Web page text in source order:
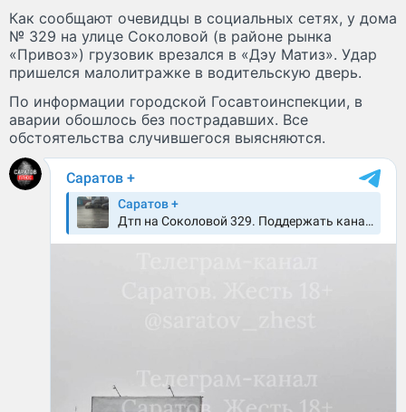
Как сообщают очевидцы в социальных сетях, у дома
№ 329 на улице Соколовой (в районе рынка
«Привоз») грузовик врезался в «Дэу Матиз». Удар
пришелся малолитражке в водительскую дверь.
По информации городской Госавтоинспекции, в
аварии обошлось без пострадавших. Все
обстоятельства случившегося выясняются.